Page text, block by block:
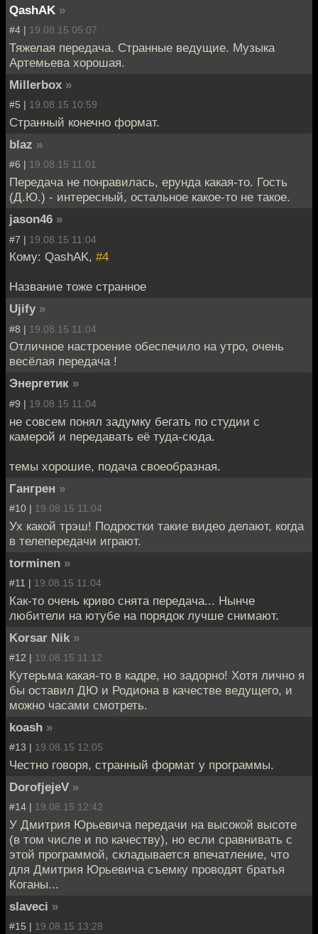
QashAK »
#4 | 19.08.15 05:07
Тяжелая передача. Странные ведущие. Музыка
Артемьева хорошая.
Millerbox »
#5 | 19.08.15 10:59
Странный конечно формат.
blaz »
#6 | 19.08.15 11:01
Передача не понравилась, ерунда какая-то. Гость
(Д.Ю.) - интересный, остальное какое-то не такое.
jason46 »
#7 | 19.08.15 11:04
Кому: QashAK, #4
Название тоже странное
Ujify »
#8 | 19.08.15 11:04
Отличное настроение обеспечило на утро, очень
весёлая передача !
Энергетик »
#9 | 19.08.15 11:04
не совсем понял задумку бегать по студии с
камерой и передавать её туда-сюда.
темы хорошие, подача своеобразная.
Гангрен »
#10 | 19.08.15 11:04
Ух какой трэш! Подростки такие видео делают, когда
в телепередачи играют.
torminen »
#11 | 19.08.15 11:04
Как-то очень криво снята передача... Нынче
любители на ютубе на порядок лучше снимают.
Korsar Nik »
#12 | 19.08.15 11:12
Кутерьма какая-то в кадре, но задорно! Хотя лично я
бы оставил ДЮ и Родиона в качестве ведущего, и
можно часами смотреть.
koash »
#13 | 19.08.15 12:05
Честно говоря, странный формат у программы.
DorofjejeV »
#14 | 19.08.15 12:42
У Дмитрия Юрьевича передачи на высокой высоте
(в том числе и по качеству), но если сравнивать с
этой программой, складывается впечатление, что
для Дмитрия Юрьевича съемку проводят братья
Коганы...
slaveci »
#15 | 19.08.15 13:28